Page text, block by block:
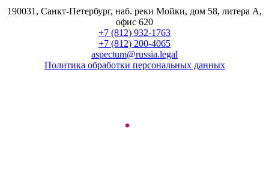
190031, Санкт-Петербург, наб. реки Мойки, дом 58, литера А,
офис 620
+7 (812) 932-1763
+7 (812) 200-4065
aspectum@russia.legal
Политика обработки персональных данных